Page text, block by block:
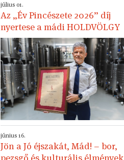
július 01.
Az „Év Pincészete 2026” díj
nyertese a mádi HOLDVÖLGY
június 16.
Jön a Jó éjszakát, Mád! – bor,
pezsgő és kulturális élmények